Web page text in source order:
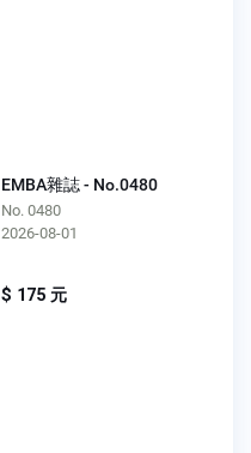
EMBA雜誌 - No.0480
No. 0480
2026-08-01
$ 175 元